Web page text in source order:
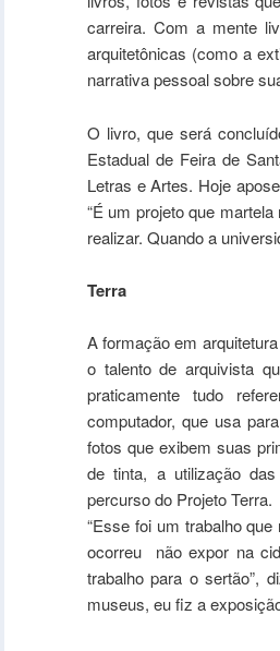
carreira. Com a mente
arquitetônicas (como a
narrativa pessoal sobre
O livro, que será
Estadual de Feira de
Letras e Artes. Hoje
“É um projeto que
realizar. Quando a
Terra
A formação em
o talento de arquivista
praticamente tudo
computador, que usa
fotos que exibem suas
de tinta, a utilização
percurso do Projeto Terra.
“Esse foi um trabalho
ocorreu não expor na
trabalho para o sertão”,
museus, eu fiz a